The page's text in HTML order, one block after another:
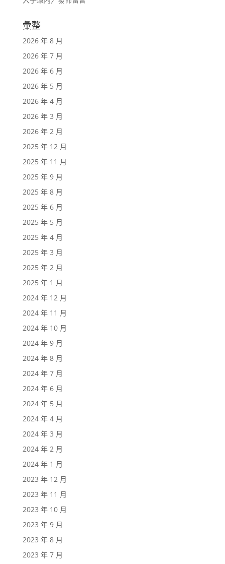
彙整
2026 年 8 月
2026 年 7 月
2026 年 6 月
2026 年 5 月
2026 年 4 月
2026 年 3 月
2026 年 2 月
2025 年 12 月
2025 年 11 月
2025 年 9 月
2025 年 8 月
2025 年 6 月
2025 年 5 月
2025 年 4 月
2025 年 3 月
2025 年 2 月
2025 年 1 月
2024 年 12 月
2024 年 11 月
2024 年 10 月
2024 年 9 月
2024 年 8 月
2024 年 7 月
2024 年 6 月
2024 年 5 月
2024 年 4 月
2024 年 3 月
2024 年 2 月
2024 年 1 月
2023 年 12 月
2023 年 11 月
2023 年 10 月
2023 年 9 月
2023 年 8 月
2023 年 7 月